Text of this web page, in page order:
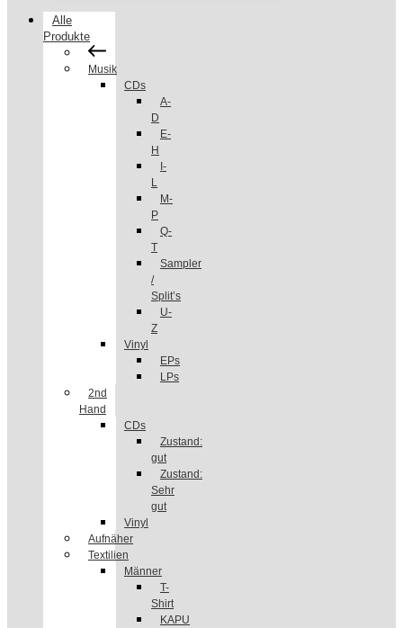
Alle
Produkte
Musik
CDs
A-
D
E-
H
I-
L
M-
P
Q-
T
Sampler
/
Split’s
U-
Z
Vinyl
EPs
LPs
2nd
Hand
CDs
Zustand:
gut
Zustand:
Sehr
gut
Vinyl
Aufnäher
Textilien
Männer
T-
Shirt
KAPU